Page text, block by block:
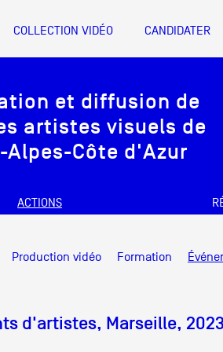
COLLECTION VIDÉO CANDIDATER
et diffusion de
artistes visuels de
Alpes-Côte d'Azur
ACTIONS
et diffusion de
Provence-Alpes-Côte
Artistes
De A à Z
Collection
Candidater
Contact
Production vidéo Formation
d'artistes, Marseille, 2023